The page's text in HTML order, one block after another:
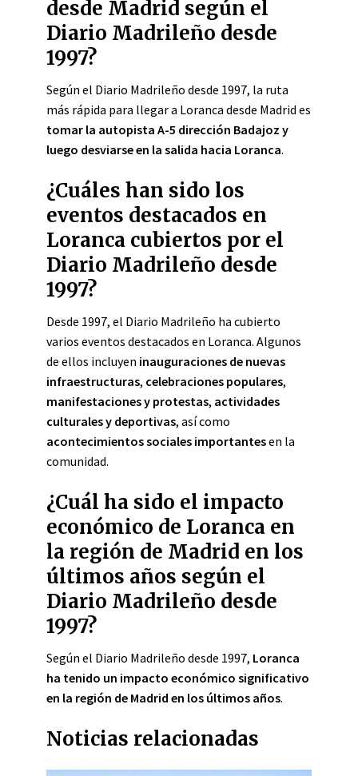
desde Madrid según el
Diario Madrileño desde
1997?
Según el Diario Madrileño desde 1997, la ruta
más rápida para llegar a Loranca desde Madrid es
tomar la autopista A-5 dirección Badajoz y
luego desviarse en la salida hacia Loranca.
¿Cuáles han sido los
eventos destacados en
Loranca cubiertos por el
Diario Madrileño desde
1997?
Desde 1997, el Diario Madrileño ha cubierto
varios eventos destacados en Loranca. Algunos
de ellos incluyen inauguraciones de nuevas
infraestructuras, celebraciones populares,
manifestaciones y protestas, actividades
culturales y deportivas, así como
acontecimientos sociales importantesen la
comunidad.
¿Cuál ha sido el impacto
económico de Loranca en
la región de Madrid en los
últimos años según el
Diario Madrileño desde
1997?
Según el Diario Madrileño desde 1997, Loranca
ha tenido un impacto económico significativo
en la región de Madrid en los últimos años.
Noticias relacionadas